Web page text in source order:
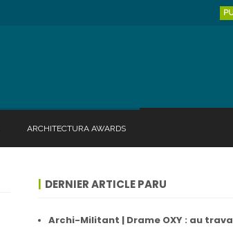
ARCHITECTURA AWARDS
DERNIER ARTICLE PARU
Archi-Militant | Drame OXY : au